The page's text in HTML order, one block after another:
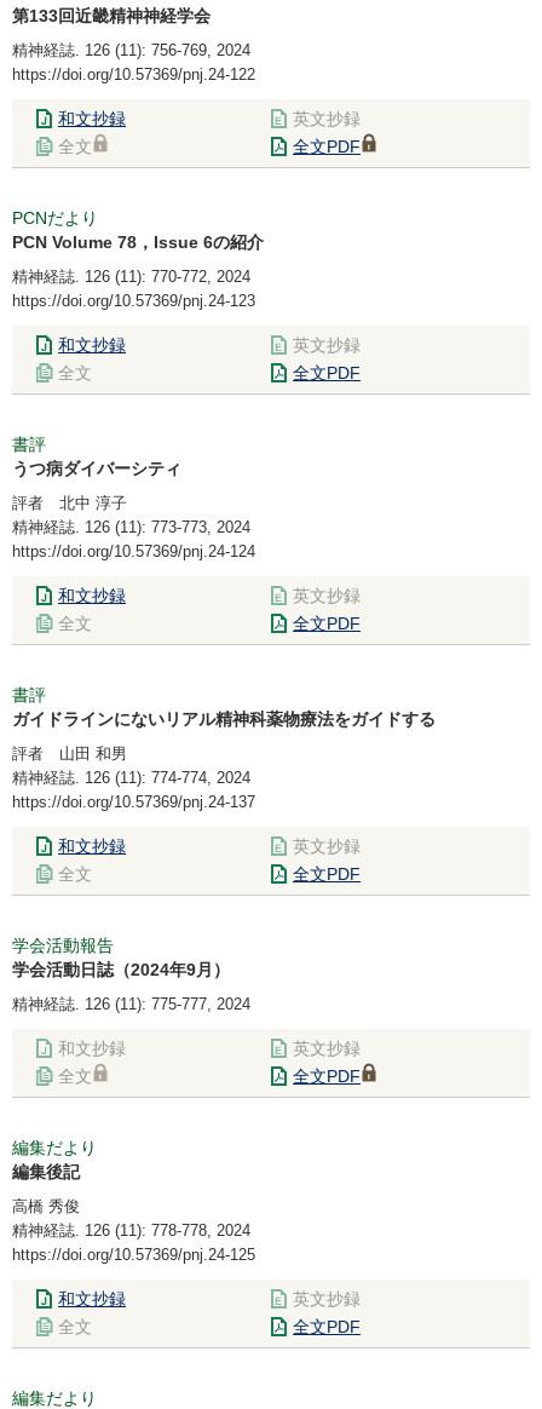
第133回近畿精神神経学会
精神経誌. 126 (11): 756-769, 2024
https://doi.org/10.57369/pnj.24-122
和文抄録
英文抄録
全文
全文PDF
PCNだより
PCN Volume 78，Issue 6の紹介
精神経誌. 126 (11): 770-772, 2024
https://doi.org/10.57369/pnj.24-123
和文抄録
英文抄録
全文
全文PDF
書評
うつ病ダイバーシティ
評者 北中 淳子
精神経誌. 126 (11): 773-773, 2024
https://doi.org/10.57369/pnj.24-124
和文抄録
英文抄録
全文
全文PDF
書評
ガイドラインにないリアル精神科薬物療法をガイドする
評者 山田 和男
精神経誌. 126 (11): 774-774, 2024
https://doi.org/10.57369/pnj.24-137
和文抄録
英文抄録
全文
全文PDF
学会活動報告
学会活動日誌（2024年9月）
精神経誌. 126 (11): 775-777, 2024
和文抄録
英文抄録
全文
全文PDF
編集だより
編集後記
高橋 秀俊
精神経誌. 126 (11): 778-778, 2024
https://doi.org/10.57369/pnj.24-125
和文抄録
英文抄録
全文
全文PDF
編集だより